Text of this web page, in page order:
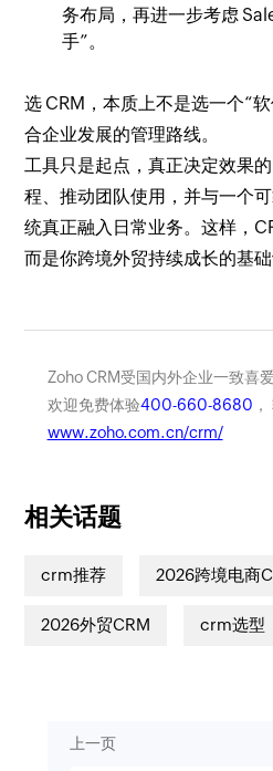
务布局，再进一步考虑
手”。
选 CRM，本质上不是选一个“
合企业发展的管理路线。
工具只是起点，真正决定效果
程、推动团队使用，并与一个
统真正融入日常业务。这样，
而是你跨境外贸持续成长的基础
Zoho CRM受国内外企业一致喜
欢迎免费体验400-660-8680
www.zoho.com.cn/crm/
相关话题
crm推荐 2026跨境电商
2026外贸CRM crm选型
上一页